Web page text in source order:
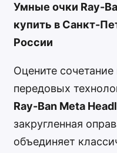
Умные очки Ray-
купить в Санкт-
России
Оцените сочетание
передовых
Ray-Ban Meta
закругленная
объединяет